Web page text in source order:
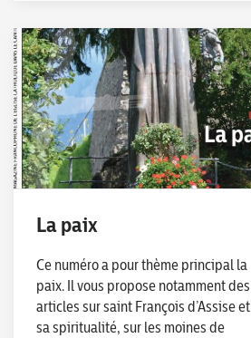
La paix
Ce numéro a pour thème principal la
paix. Il vous propose notamment des
articles sur saint François d’Assise et
sa spiritualité, sur les moines de